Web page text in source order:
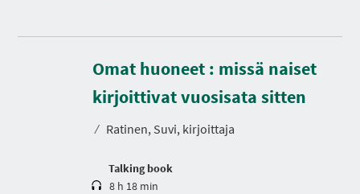
Omat huoneet : missä naiset
kirjoittivat vuosisata sitten
⁄ Ratinen, Suvi, kirjoittaja
Talking book
D
u
r
a
i
8 h 18 min